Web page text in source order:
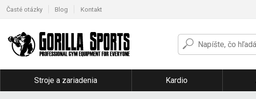
Časté otázky Blog Kontakt
Stroje a zariadenia Kardio